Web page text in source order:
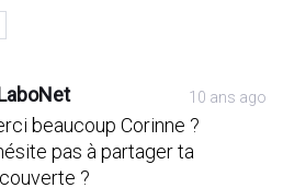
10 ans ago
beaucoup Corinne ?
pas à partager ta
?